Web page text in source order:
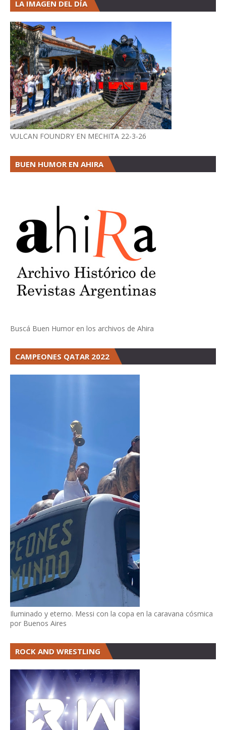
LA IMAGEN DEL DÍA
VULCAN FOUNDRY EN MECHITA 22-3-26
BUEN HUMOR EN AHIRA
Buscá Buen Humor en los archivos de Ahira
CAMPEONES QATAR 2022
Iluminado y eterno. Messi con la copa en la caravana cósmica
por Buenos Aires
ROCK AND WRESTLING